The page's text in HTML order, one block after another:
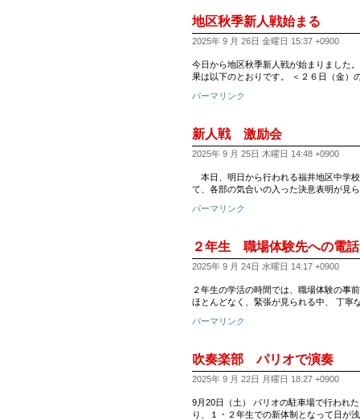
地区秋季新人戦始まる
2025年 9 月 26日 金曜日 15:37 +0900
今日から地区秋季新人戦が始まりました
果は以下のとおりです。 ＜２６日（金）
パーマリンク
新人戦 激励会
2025年 9 月 25日 木曜日 14:48 +0900
本日、明日から行われる福井地区中学
て、各部の気合いの入った決意表明が見
パーマリンク
２年生 職場体験先への電話
2025年 9 月 24日 水曜日 14:17 +0900
２年生の学活の時間では、職場体験の事
ほとんどなく、緊張が見られる中、 丁寧
パーマリンク
吹奏楽部 パリオで演奏
2025年 9 月 22日 月曜日 18:27 +0900
9月20日（土） パリオの駐車場で行われ
り、１・２年生での新体制となって日が